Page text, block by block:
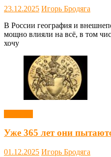
23.12.2025 Игорь Бродяга
В России география и
мощно влияли на всё, в том
хочу
Уже 365 лет они
01.12.2025 Игорь Бродяга